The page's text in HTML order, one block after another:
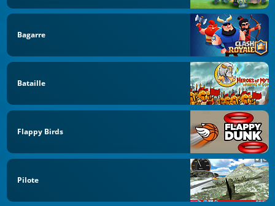
Bagarre
Bataille
Flappy Birds
Pilote